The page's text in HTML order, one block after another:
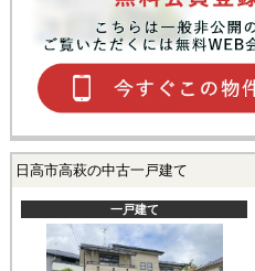
日高市高萩の中古一戸建て
一戸建て